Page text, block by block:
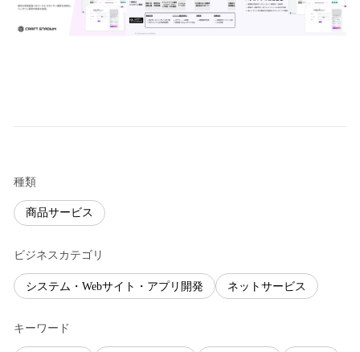
種類
商品サービス
ビジネスカテゴリ
システム・Webサイト・アプリ開発 ネットサービス
キーワード